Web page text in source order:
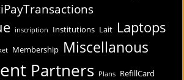
inscription Institutions Lait Laptops
Membership Miscellanous
Partners Plans RefillCard